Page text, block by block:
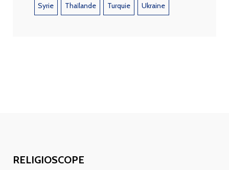
Syrie Thaïlande Turquie Ukraine
RELIGIOSCOPE